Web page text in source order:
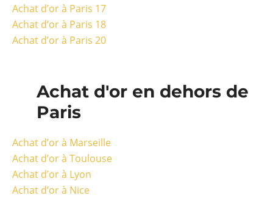
Achat d’or à Paris 17
Achat d’or à Paris 18
Achat d’or à Paris 20
Achat d'or en dehors de
Paris
Achat d’or à Marseille
Achat d’or à Toulouse
Achat d’or à Lyon
Achat d’or à Nice